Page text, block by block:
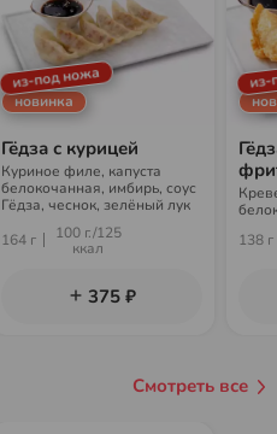
из-под ножа
новинка
Гёдза с курицей
Куриное филе, капуста
белокочанная, имбирь, соус
Гёдза, чеснок, зелёный лук
164 г
100 г./125
ккал
375 ₽
из-
138 г
Смотреть все